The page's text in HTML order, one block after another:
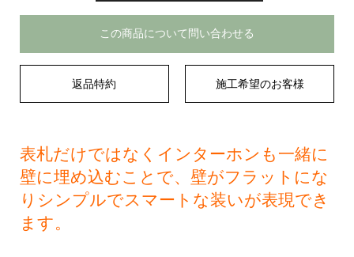
この商品について問い合わせる
返品特約 施工希望のお客様
表札だけではなくインターホンも一緒に
壁に埋め込むことで、壁がフラットにな
りシンプルでスマートな装いが表現でき
ます。